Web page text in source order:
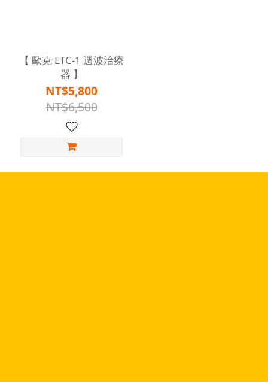
【 歐克 ETC-1 週波治療
器 】
NT$5,800
NT$6,500